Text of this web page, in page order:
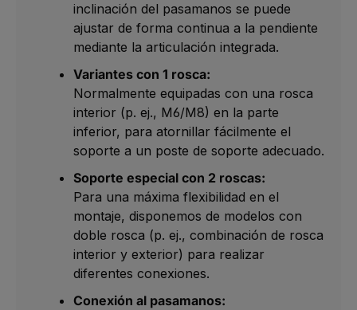
inclinación del pasamanos se puede
ajustar de forma continua a la pendiente
mediante la articulación integrada.
Variantes con 1 rosca:
Normalmente equipadas con una rosca
interior (p. ej., M6/M8) en la parte
inferior, para atornillar fácilmente el
soporte a un poste de soporte adecuado.
Soporte especial con 2 roscas:
Para una máxima flexibilidad en el
montaje, disponemos de modelos con
doble rosca (p. ej., combinación de rosca
interior y exterior) para realizar
diferentes conexiones.
Conexión al pasamanos: